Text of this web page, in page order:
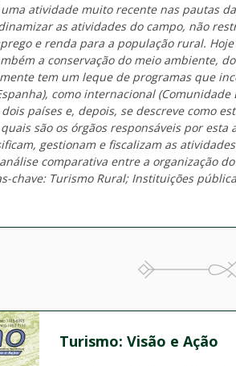
atividade muito recente nas pautas
as atividades do campo, não
e renda para a população rural.
a conservação do meio ambiente,
tem um leque de programas que
como internacional
países e, depois, se descreve como
são os órgãos responsáveis por
gestionam e fiscalizam as
comparativa entre a organização
chave: Turismo Rural; Instituições
Turismo: Visão e Ação